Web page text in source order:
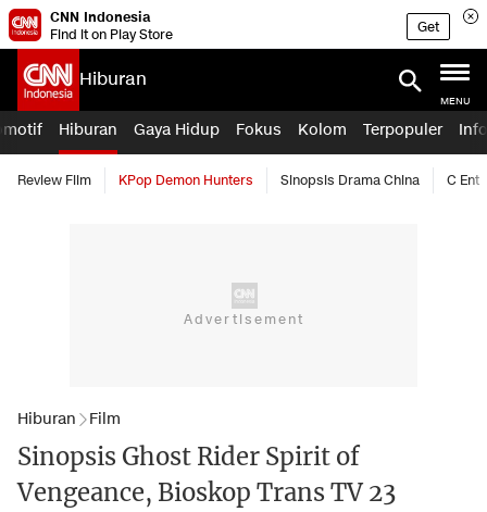
CNN Indonesia
Find it on Play Store
Get
Hiburan
MENU
Hiburan Gaya Hidup Fokus Kolom Terpopuler
Review Film KPop Demon Hunters Sinopsis Drama China C Ent
Hiburan Film
Sinopsis Ghost Rider Spirit of
Vengeance, Bioskop Trans TV 23